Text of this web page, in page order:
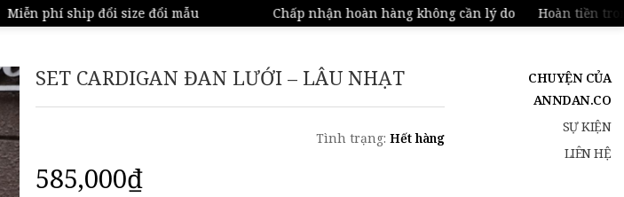
Miễn phí ship đổi size đổi mẫu Chấp nhận hoàn hàng không cần lý do Hoàn tiền
CHUYỆN CỦA
ANNDAN.CO
SỰ KIỆN
LIÊN HỆ
SET CARDIGAN ĐAN LƯỚI – LÂU NHẠT
Tình trạng: Hết hàng
585,000₫